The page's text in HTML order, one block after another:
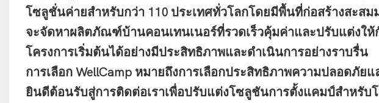
โซลูชั่นค่ายสำหรับกว่า 110 ประเทศทั่วโลกโดยมีพื้นที่ก่อสร้างสะสม
จะจัดหาผลิตภัณฑ์บ้านคอนเทนเนอร์ที่รวดเร็วคุ้มค่าและปรับแต่งใ
โครงการเริ่มต้นได้อย่างมีประสิทธิภาพและดำเนินการอย่างราบรื่น
การเลือก WellCamp หมายถึงการเลือกประสิทธิภาพความปลอดภัย
ยินดีต้อนรับสู่การติดต่อเราเพื่อปรับแต่งโซลูชันการตั้งแคมป์สำหรับ